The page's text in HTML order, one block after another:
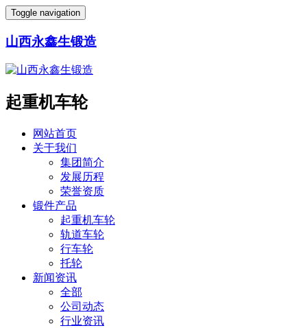
Toggle navigation
山西永鑫生锻造
起重机车轮
网站首页
关于我们
集团简介
发展历程
荣誉资质
锻件产品
起重机车轮
轨道车轮
行车轮
托轮
新闻资讯
全部
公司动态
行业资讯